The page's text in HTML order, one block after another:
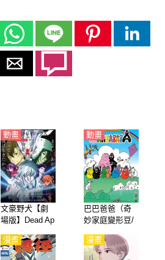
文豪野犬【劇
場版】Dead Ap
Dogs劇場版）
【日語】
動畫
巴巴爸爸（奇
妙家庭變形豆/
巴巴變）1-3季
【國語】
動畫
漫畫 漫畫